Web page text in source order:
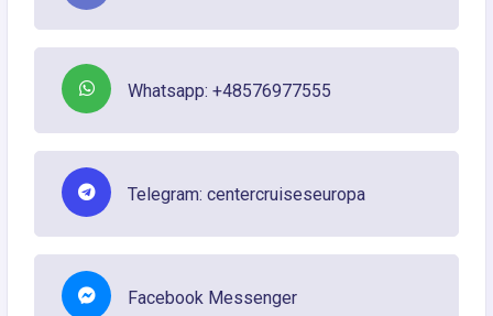
Whatsapp: +48576977555
Telegram: centercruiseseuropa
Facebook Messenger